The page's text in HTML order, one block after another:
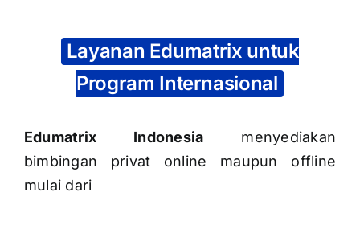
Layanan Edumatrix untuk
Program Internasional
Edumatrix Indonesia menyediakan
bimbingan privat online maupun offline
mulai dari